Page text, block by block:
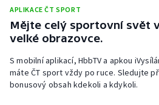
APLIKACE ČT SPORT
Mějte celý sportovní svět
velké obrazovce.
S mobilní aplikací, HbbTV a apkou
máte ČT sport vždy po ruce. Sledujte
bonusový obsah kdekoli a kdykoli.